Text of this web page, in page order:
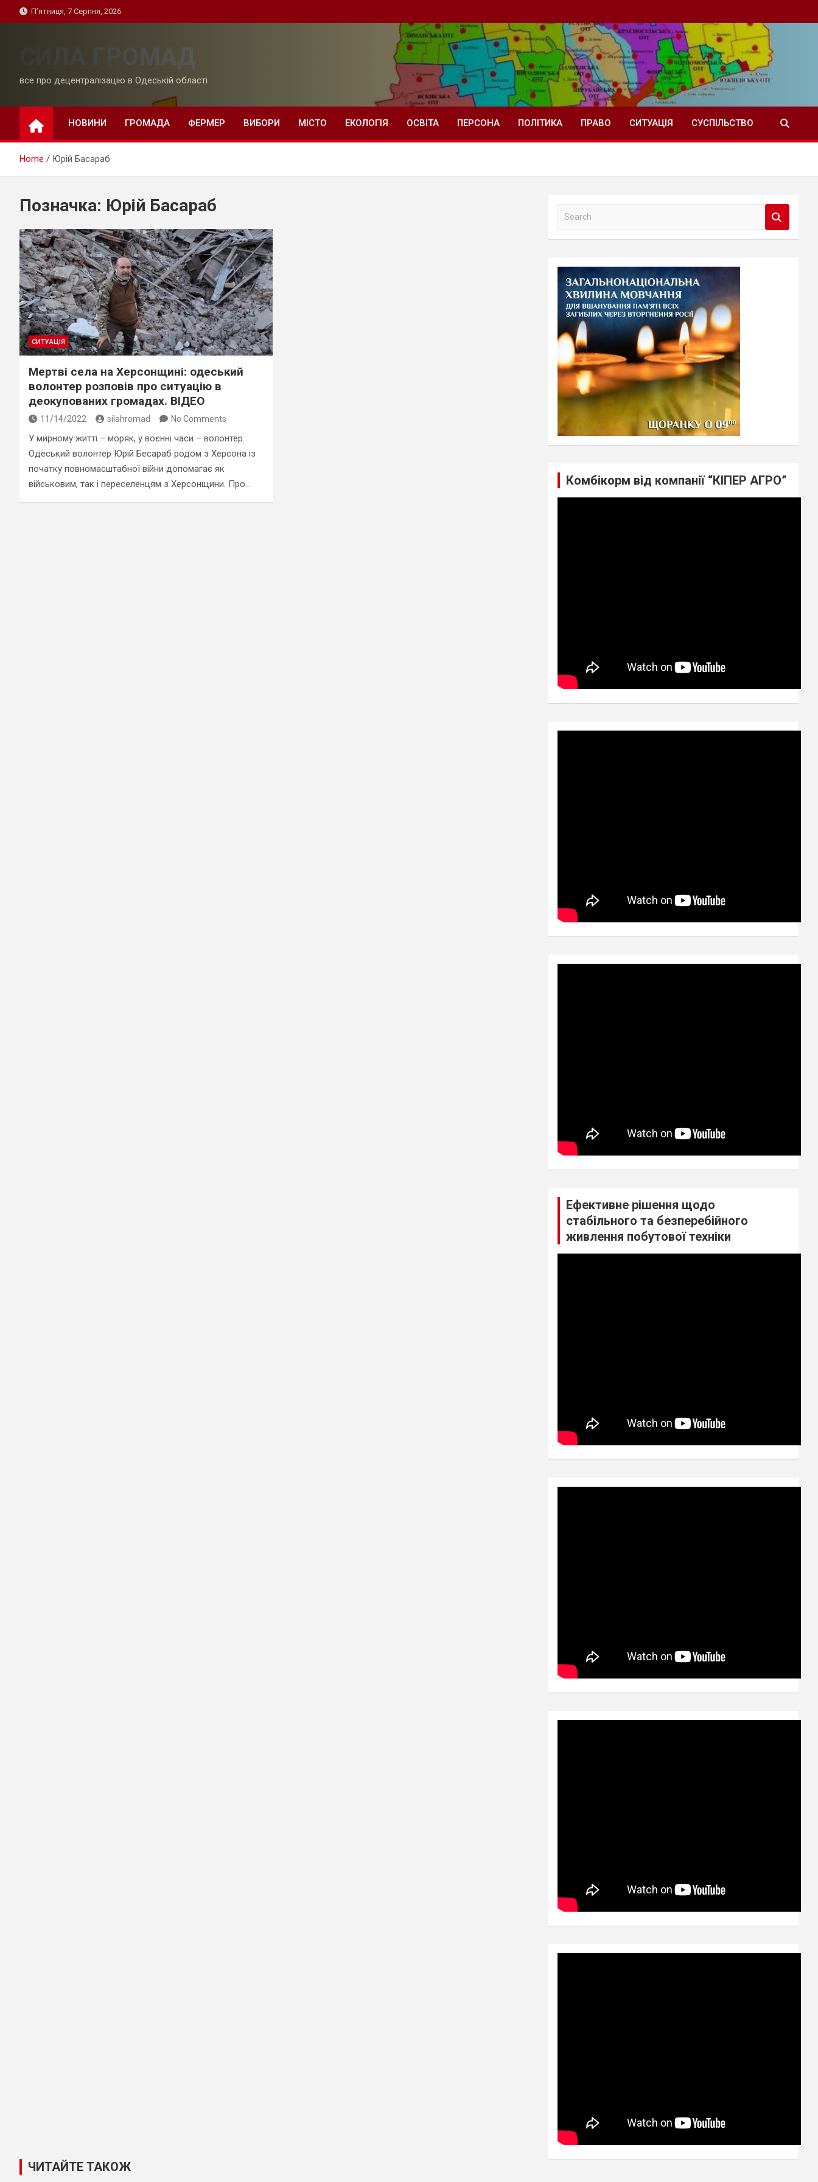
to
П’ятниця, 7 Серпня, 2026
СИЛА ГРОМАД
все про децентралізацію в Одеській області
НОВИНИ ГРОМАДА ФЕРМЕР ВИБОРИ МІСТО ЕКОЛОГІЯ ОСВІТА ПЕРСОНА ПОЛІТИКА ПРАВО СИТУАЦІЯ СУСПІЛЬСТВО
Home Юрій Басараб
Позначка: Юрій Басараб
СИТУАЦІЯ
Мертві села на Херсонщині: одеський
волонтер розповів про ситуацію в
деокупованих громадах. ВІДЕО
11/14/2022 silahromad No Comments
У мирному житті – моряк, у воєнні часи – волонтер.
Одеський волонтер Юрій Бесараб родом з Херсона із
початку повномасштабної війни допомагає як
військовим, так і переселенцям з Херсонщини. Про…
a
Комбікорм від компанії “КІПЕР АГРО”
Ефективне рішення щодо
стабільного та безперебійного
живлення побутової техніки
ЧИТАЙТЕ ТАКОЖ